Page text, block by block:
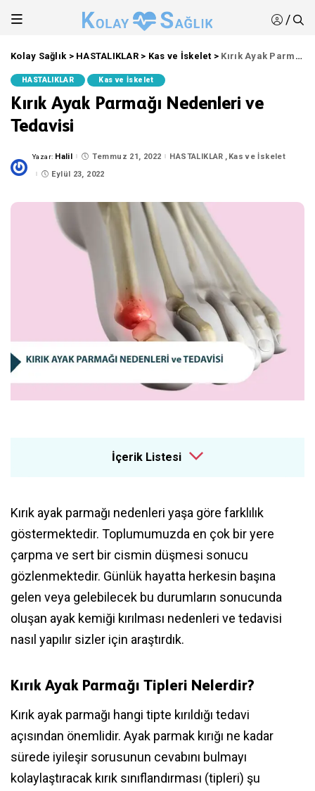
/
Kolay Sağlık> HASTALIKLAR > Kas ve İskelet > Kırık Ayak Parmağı Nedenleri ve Tedavisi
HASTALIKLAR Kas ve İskelet
Kırık Ayak Parmağı Nedenleri ve
Tedavisi
Posted
Yazar: Halil Temmuz 21, 2022 HASTALIKLAR
Kas ve İskelet
Eylül 23, 2022
İçerik Listesi
Kırık ayak parmağı nedenleri yaşa göre farklılık
göstermektedir. Toplumumuzda en çok bir yere
çarpma ve sert bir cismin düşmesi sonucu
gözlenmektedir. Günlük hayatta herkesin başına
gelen veya gelebilecek bu durumların sonucunda
oluşan ayak kemiği kırılması nedenleri ve tedavisi
nasıl yapılır sizler için araştırdık.
Kırık Ayak Parmağı Tipleri Nelerdir?
Kırık ayak parmağı hangi tipte kırıldığı tedavi
açısından önemlidir. Ayak parmak kırığı ne kadar
sürede iyileşir sorusunun cevabını bulmayı
kolaylaştıracak kırık sınıflandırması (tipleri) şu